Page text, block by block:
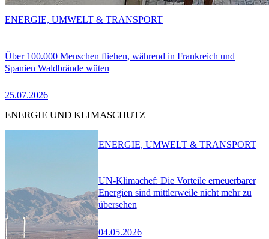
Über 100.000 Menschen fliehen, während in Frankreich und
Spanien Waldbrände wüten
25.07.2026
ENERGIE, UMWELT & TRANSPORT
ENERGIE UND KLIMASCHUTZ
UN-Klimachef: Die Vorteile erneuerbarer
Energien sind mittlerweile nicht mehr zu
übersehen
04.05.2026
ENERGIE, UMWELT & TRANSPORT